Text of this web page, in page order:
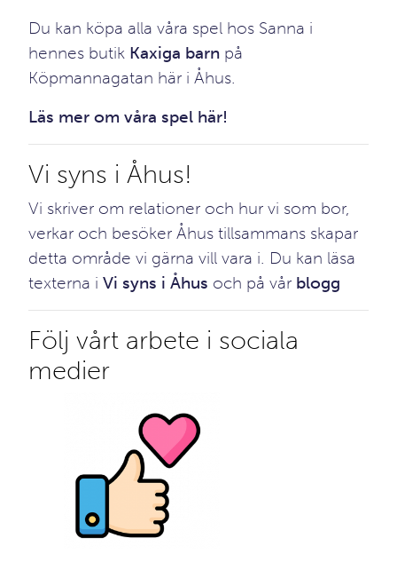
Du kan köpa alla våra spel hos Sanna i
hennes butik Kaxiga barn på
Köpmannagatan här i Åhus.
Läs mer om våra spel här!
Vi syns i Åhus!
Vi skriver om relationer och hur vi som bor,
verkar och besöker Åhus tillsammans skapar
detta område vi gärna vill vara i. Du kan läsa
texterna i Vi syns i Åhus och på vår blogg
Följ vårt arbete i sociala
medier